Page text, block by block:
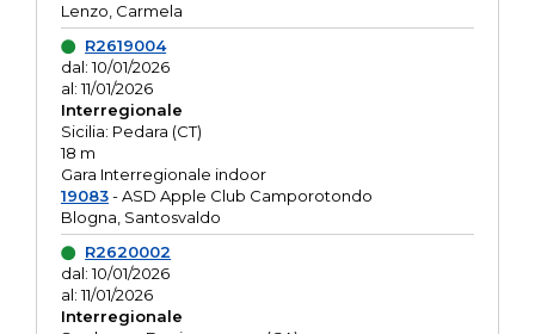
Lenzo, Carmela
R2619004
dal: 10/01/2026
al: 11/01/2026
Interregionale
Sicilia: Pedara (CT)
18 m
Gara Interregionale indoor
19083- ASD Apple Club Camporotondo
Blogna, Santosvaldo
R2620002
dal: 10/01/2026
al: 11/01/2026
Interregionale